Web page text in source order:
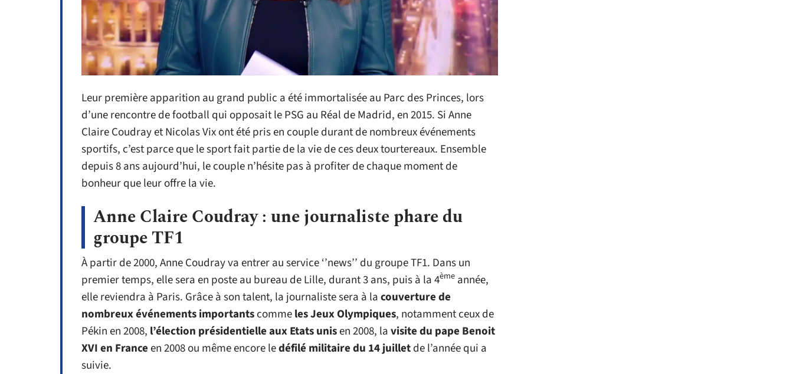
Leur première apparition au grand public a été immortalisée au Parc des Princes, lors
d’une rencontre de football qui opposait le PSG au Réal de Madrid, en 2015. Si Anne
Claire Coudray et Nicolas Vix ont été pris en couple durant de nombreux événements
sportifs, c’est parce que le sport fait partie de la vie de ces deux tourtereaux. Ensemble
depuis 8 ans aujourd’hui, le couple n’hésite pas à profiter de chaque moment de
bonheur que leur offre la vie.
Anne Claire Coudray : une journaliste phare du
groupe TF1
À partir de 2000, Anne Coudray va entrer au service ‘’news’’ du groupe TF1. Dans un
premier temps, elle sera en poste au bureau de Lille, durant 3 ans, puis à la 4ème année,
elle reviendra à Paris. Grâce à son talent, la journaliste sera à lacouverture de
nombreux événements importantscommeles Jeux Olympiques, notamment ceux de
Pékin en 2008, l’élection présidentielle aux Etats unisen 2008, lavisite du pape Benoit
XVI en Franceen 2008 ou même encore ledéfilé militaire du 14 juilletde l’année qui a
suivie.